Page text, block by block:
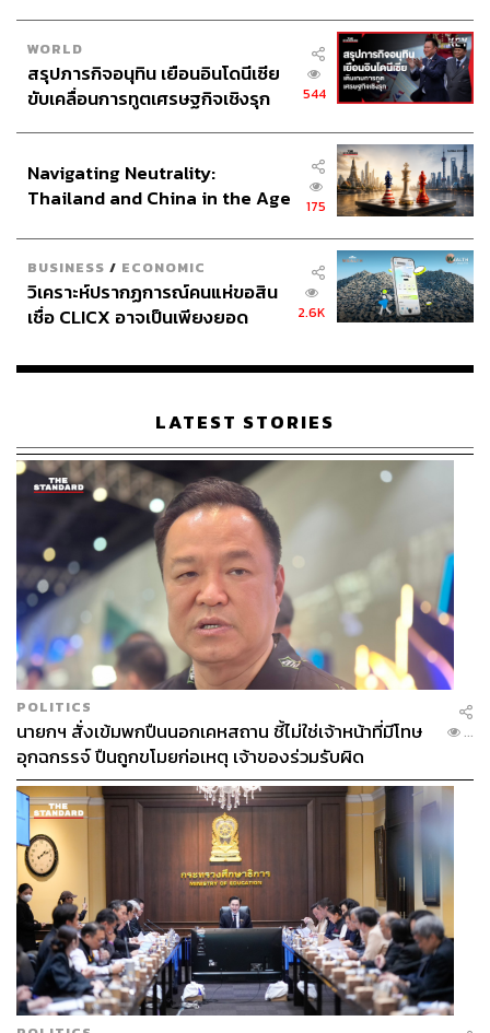
WORLD
สรุปภารกิจอนุทิน เยือนอินโดนีเซีย
ขับเคลื่อนการทูตเศรษฐกิจเชิงรุก
544
Navigating Neutrality:
Thailand and China in the Age
175
BUSINESS / ECONOMIC
วิเคราะห์ปรากฏการณ์คนแห่ขอสิน
เชื่อ CLICX อาจเป็นเพียงยอด
เรือนไทยที่ถูกซุกไว้
2.6K
LATEST STORIES
POLITICS
นายกฯ สั่งเข้มพกปืนนอกเคหสถาน ชี้ไม่ใช่เจ้าหน้าที่มีโทษ
อุกฉกรรจ์ ปืนถูกขโมยก่อเหตุ เจ้าของร่วมรับผิด
...